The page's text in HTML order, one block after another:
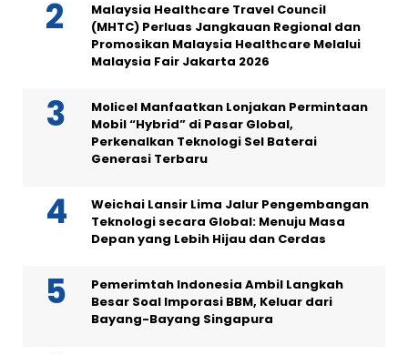
Malaysia Healthcare Travel Council
(MHTC) Perluas Jangkauan Regional dan
Promosikan Malaysia Healthcare Melalui
Malaysia Fair Jakarta 2026
Molicel Manfaatkan Lonjakan Permintaan
Mobil “Hybrid” di Pasar Global,
Perkenalkan Teknologi Sel Baterai
Generasi Terbaru
Weichai Lansir Lima Jalur Pengembangan
Teknologi secara Global: Menuju Masa
Depan yang Lebih Hijau dan Cerdas
Pemerimtah Indonesia Ambil Langkah
Besar Soal Imporasi BBM, Keluar dari
Bayang-Bayang Singapura